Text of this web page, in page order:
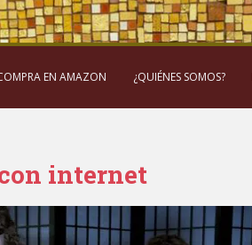
EN AMAZON ¿QUIÉNES SOMOS?
internet